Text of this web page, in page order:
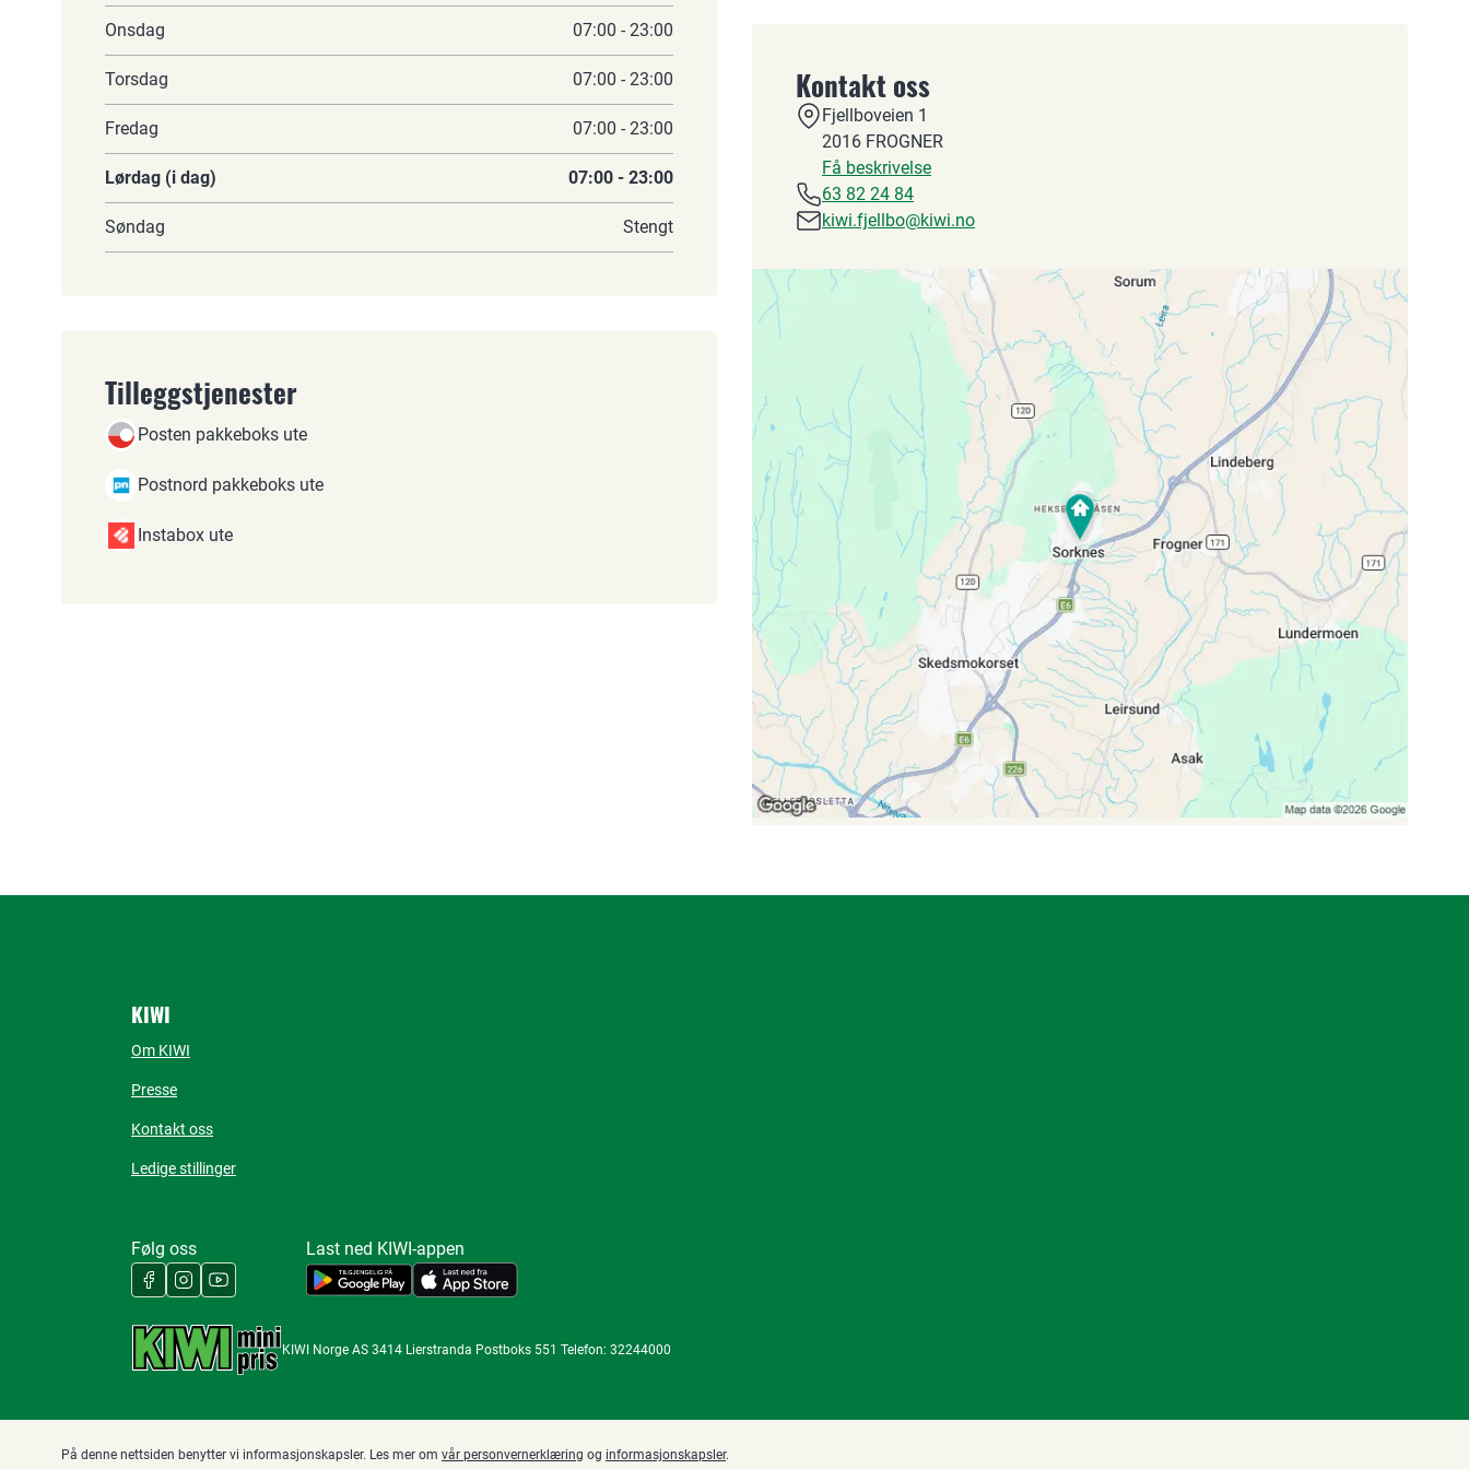
Onsdag 07:00 - 23:00
Torsdag 07:00 - 23:00
Fredag 07:00 - 23:00
Lørdag (i dag) 07:00 - 23:00
Søndag Stengt
Tilleggstjenester
Posten pakkeboks ute
Postnord pakkeboks ute
Instabox ute
Kontakt oss
Fjellboveien 1
2016 FROGNER
Få beskrivelse
63 82 24 84
kiwi.fjellbo@kiwi.no
KIWI
Om KIWI
Presse
Kontakt oss
Ledige stillinger
Følg oss Last ned KIWI-appen
KIWI Norge AS 3414 Lierstranda Postboks 551 Telefon: 32244000
På denne nettsiden benytter vi informasjonskapsler. Les mer om vår personvernerklæring og informasjonskapsler.